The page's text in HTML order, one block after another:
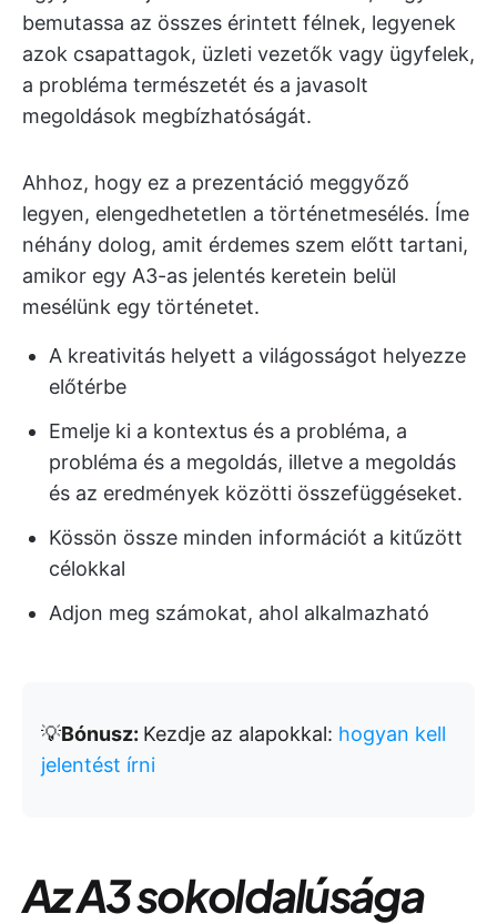
bemutassa az összes érintett félnek, legyenek
azok csapattagok, üzleti vezetők vagy ügyfelek,
a probléma természetét és a javasolt
megoldások megbízhatóságát.
Ahhoz, hogy ez a prezentáció meggyőző
legyen, elengedhetetlen a történetmesélés. Íme
néhány dolog, amit érdemes szem előtt tartani,
amikor egy A3-as jelentés keretein belül
mesélünk egy történetet.
A kreativitás helyett a világosságot helyezze
előtérbe
Emelje ki a kontextus és a probléma, a
probléma és a megoldás, illetve a megoldás
és az eredmények közötti összefüggéseket.
Kössön össze minden információt a kitűzött
célokkal
Adjon meg számokat, ahol alkalmazható
💡Bónusz: Kezdje az alapokkal: hogyan kell
jelentést írni
Az A3 sokoldalúsága